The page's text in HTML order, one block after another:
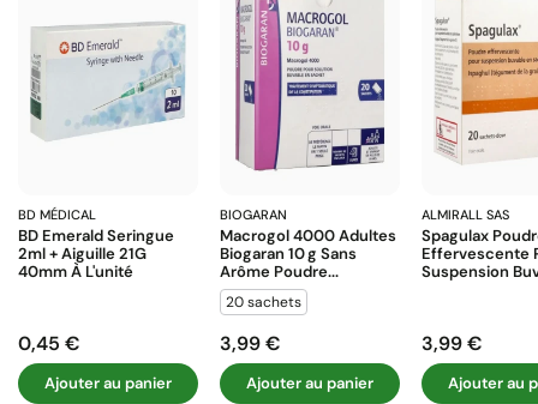
BD MÉDICAL
BD Emerald Seringue
2ml + Aiguille 21G
40mm À L'unité
Prix
0,45 €
Ajouter au panier
BIOGARAN
Macrogol 4000 Adultes
Biogaran 10 G Sans
Arôme Poudre...
20 sachets
Prix
3,99 €
Ajouter au panier
ALMIRALL SAS
Spagulax
Effervescente
Suspension
Prix
3,99 €
Ajouter au